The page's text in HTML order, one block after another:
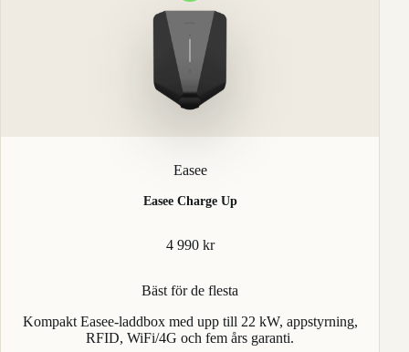
Easee
Easee Charge Up
4 990 kr
Bäst för de flesta
Kompakt Easee-laddbox med upp till 22 kW, appstyrning,
RFID, WiFi/4G och fem års garanti.